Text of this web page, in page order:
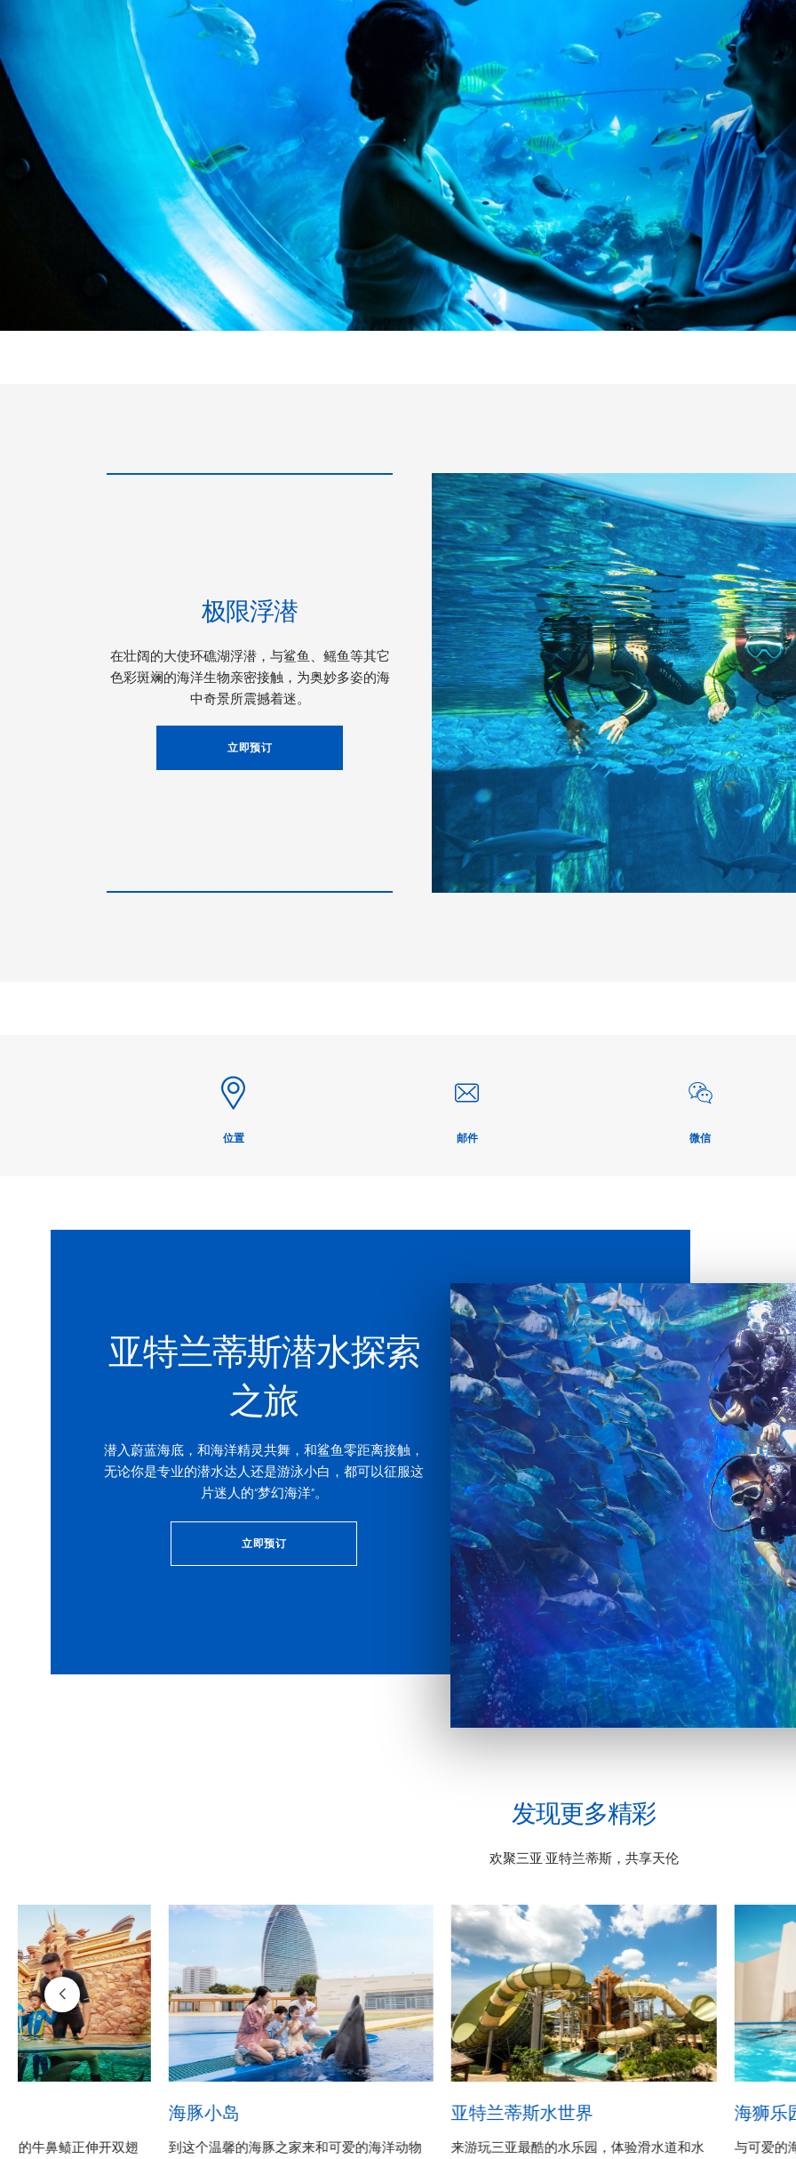
极限浮潜
在壮阔的大使环礁湖浮潜，与鲨鱼、鳐鱼等其它
色彩斑斓的海洋生物亲密接触，为奥妙多姿的海
中奇景所震撼着迷。
立即预订
位置 邮件 微信
亚特兰蒂斯潜水探索
之旅
潜入蔚蓝海底，和海洋精灵共舞，和鲨鱼零距离接触，
无论你是专业的潜水达人还是游泳小白，都可以征服这
片迷人的“梦幻海洋”。
立即预订
发现更多精彩
欢聚三亚·亚特兰蒂斯，共享天伦
的牛鼻鲼正伸开双翅
海豚小岛
到这个温馨的海豚之家来和可爱的海洋动物
亚特兰蒂斯水世界
来游玩三亚最酷的水乐园，体验滑水道和水
海狮乐
与可爱的